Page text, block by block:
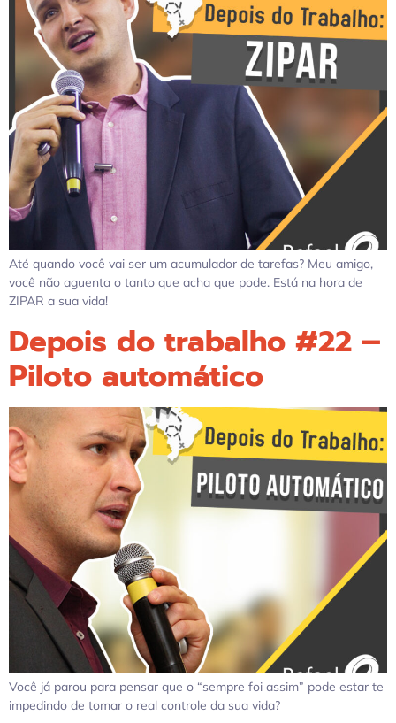
Até quando você vai ser um acumulador de tarefas? Meu amigo,
você não aguenta o tanto que acha que pode. Está na hora de
ZIPAR a sua vida!
Depois do trabalho #22 –
Piloto automático
Você já parou para pensar que o “sempre foi assim” pode estar te
impedindo de tomar o real controle da sua vida?